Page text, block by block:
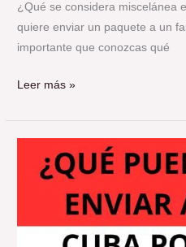
¿Qué se considera miscelánea
quiere enviar un paquete a un
importante que conozcas qué
Leer más »
puedo
Cuba